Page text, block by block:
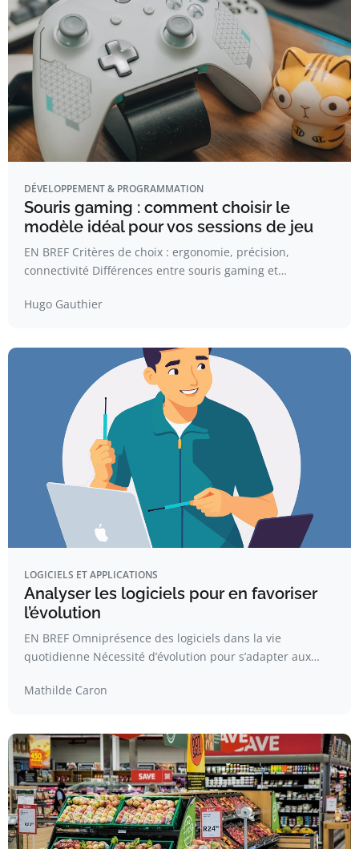
DÉVELOPPEMENT & PROGRAMMATION
Souris gaming : comment choisir le
modèle idéal pour vos sessions de jeu
EN BREF Critères de choix : ergonomie, précision,
connectivité Différences entre souris gaming et…
Hugo Gauthier
LOGICIELS ET APPLICATIONS
Analyser les logiciels pour en favoriser
l’évolution
EN BREF Omniprésence des logiciels dans la vie
quotidienne Nécessité d’évolution pour s’adapter aux…
Mathilde Caron